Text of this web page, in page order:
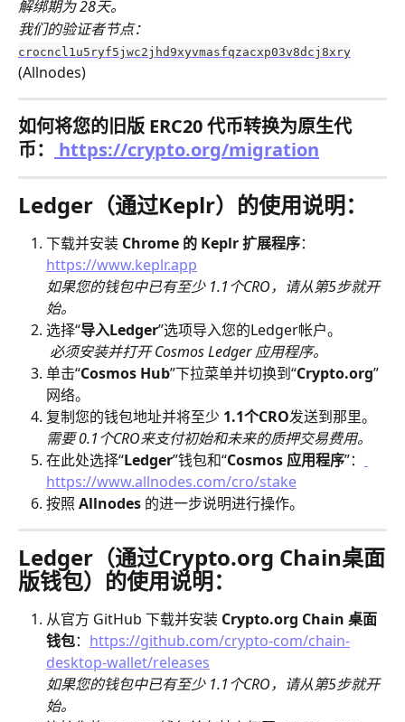
解绑期为 28天。
我们的验证者节点：
crocncl1u5ryf5jwc2jhd9xyvmasfqzacxp03v8dcj8xry
(Allnodes)
如何将您的旧版 ERC20 代币转换为原生代
币：
https://crypto.org/migration
Ledger（通过Keplr）的使用说明：
下载并安装 Chrome 的 Keplr 扩展程序：
https://www.keplr.app
​如果您的钱包中已有至少 1.1个CRO，请从第5步就开
始。
选择“导入Ledger”选项导入您的Ledger帐户。
​必须安装并打开 Cosmos Ledger 应用程序。
单击“Cosmos Hub”下拉菜单并切换到“Crypto.org”
网络。
复制您的钱包地址并将至少 1.1个CRO发送到那里。
​需要 0.1个CRO来支付初始和未来的质押交易费用。
在此处选择“Ledger”钱包和“Cosmos 应用程序”：
https://www.allnodes.com/cro/stake
按照 Allnodes 的进一步说明进行操作。
Ledger（通过Crypto.org Chain桌面
版钱包）的使用说明：
从官方 GitHub 下载并安装 Crypto.org Chain 桌面
钱包： https://github.com/crypto-com/chain-
desktop-wallet/releases
​如果您的钱包中已有至少 1.1个CRO，请从第5步就开
始。